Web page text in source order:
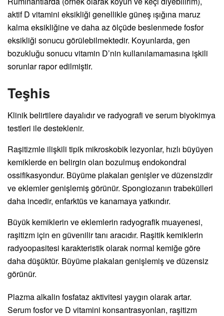
aktif D vitamini eksikliği genellikle güneş ışığına maruz
kalma eksikliğine ve daha az ölçüde beslenmede fosfor
eksikliği sonucu görülebilmektedir. Koyunlarda, gen
bozukluğu sonucu vitamin D’nin kullanılamamasına işkili
sorunlar rapor edilmiştir.
Teşhis
Klinik belirtilere dayalıdır ve radyografi ve serum biyokimya
testleri ile desteklenir.
Raşitizmle ilişkili tipik mikroskobik lezyonlar, hızlı büyüyen
kemiklerde en belirgin olan bozulmuş endokondral
ossifikasyondur. Büyüme plakaları genişler ve düzensizdir
ve eklemler genişlemiş görünür. Spongiozanın trabekülleri
daha incedir, enfarktüs ve kanamaya yatkındır.
Büyük kemiklerin ve eklemlerin radyografik muayenesi,
raşitizm için en güvenilir tanı aracıdır. Raşitik kemiklerin
radyoopasitesi karakteristik olarak normal kemiğe göre
daha düşüktür. Büyüme plakaları genişlemiş ve düzensiz
görünür.
Plazma alkalin fosfataz aktivitesi yaygın olarak artar.
Serum fosfor ve D vitamini konsantrasyonları, raşitizm